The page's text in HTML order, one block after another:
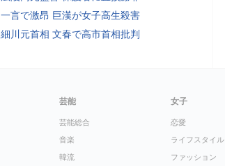
一言で激昂 巨漢が女子高生殺害
細川元首相 文春で高市首相批判
芸能
芸能総合
音楽
韓流
女子
恋愛
ライフスタイル
ファッション